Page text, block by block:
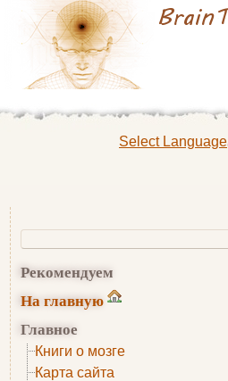
Select Language
Рекомендуем
На главную
Главное
Книги о мозге
Карта сайта